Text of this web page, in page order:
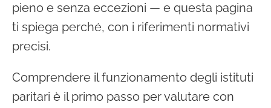
pieno e senza eccezioni — e questa pagina
ti spiega perché, con i riferimenti normativi
precisi.
Comprendere il funzionamento degli istituti
paritari è il primo passo per valutare con